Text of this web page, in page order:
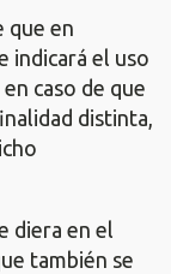
que en
indicará el uso
caso de que
distinta,
diera en el
también se